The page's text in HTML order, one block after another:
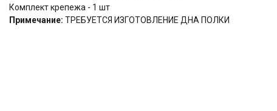
Комплект крепежа - 1 шт
Примечание: ТРЕБУЕТСЯ ИЗГОТОВЛЕНИЕ ДНА ПОЛКИ